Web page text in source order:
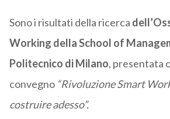
Sono i risultati della ricerca
Working della School of
Politecnico di Milano, presentata
convegno “Rivoluzione Smart
costruire adesso”.